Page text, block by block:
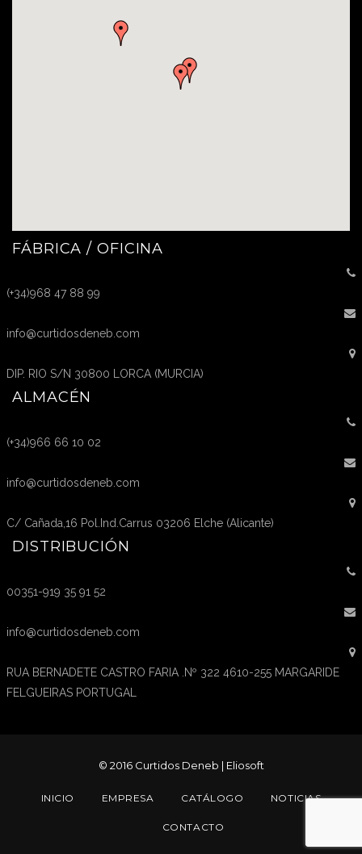
FÁBRICA / OFICINA
(+34)968 47 88 99
info@curtidosdeneb.com
DIP. RIO S/N 30800 LORCA (MURCIA)
ALMACÉN
(+34)966 66 10 02
info@curtidosdeneb.com
C/ Cañada,16 Pol.Ind.Carrus 03206 Elche (Alicante)
DISTRIBUCIÓN
00351-919 35 91 52
info@curtidosdeneb.com
RUA BERNADETE CASTRO FARIA .Nº 322 4610-255 MARGARIDE
FELGUEIRAS PORTUGAL
© 2016 Curtidos Deneb | Eliosoft
INICIO EMPRESA CATÁLOGO NOTICIAS
CONTACTO